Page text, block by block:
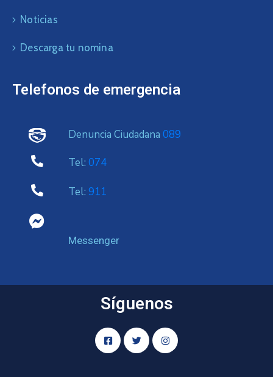
Noticias
Descarga tu nomina
Telefonos de emergencia
Denuncia Ciudadana 089
Tel: 074
Tel: 911
Messenger
Síguenos